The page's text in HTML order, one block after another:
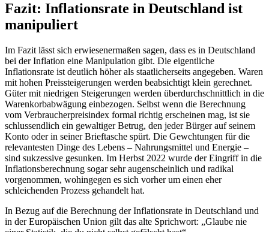
Fazit: Inflationsrate in Deutschland ist
manipuliert
Im Fazit lässt sich erwiesenermaßen sagen, dass es in Deutschland
bei der Inflation eine Manipulation gibt. Die eigentliche
Inflationsrate ist deutlich höher als staatlicherseits angegeben. Waren
mit hohen Preissteigerungen werden beabsichtigt klein gerechnet.
Güter mit niedrigen Steigerungen werden überdurchschnittlich in die
Warenkorbabwägung einbezogen. Selbst wenn die Berechnung
vom Verbraucherpreisindex formal richtig erscheinen mag, ist sie
schlussendlich ein gewaltiger Betrug, den jeder Bürger auf seinem
Konto oder in seiner Brieftasche spürt. Die Gewchtungen für die
relevantesten Dinge des Lebens – Nahrungsmittel und Energie –
sind sukzessive gesunken. Im Herbst 2022 wurde der Eingriff in die
Inflationsberechnung sogar sehr augenscheinlich und radikal
vorgenommen, wohingegen es sich vorher um einen eher
schleichenden Prozess gehandelt hat.
In Bezug auf die Berechnung der Inflationsrate in Deutschland und
in der Europäischen Union gilt das alte Sprichwort: „Glaube nie